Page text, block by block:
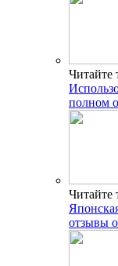
Читайте
полном
Читайте
отзывы